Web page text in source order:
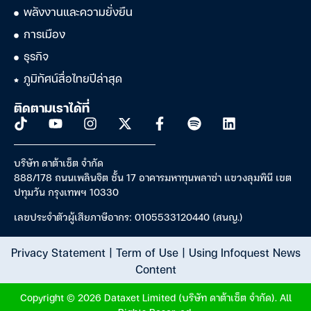
พลังงานและความยั่งยืน
การเมือง
ธุรกิจ
ภูมิทัศน์สื่อไทยปีล่าสุด
ติดตามเราได้ที่
บริษัท ดาต้าเซ็ต จำกัด
888/178 ถนนเพลินจิต ชั้น 17 อาคารมหาทุนพลาซ่า แขวงลุมพินี เขต
ปทุมวัน กรุงเทพฯ 10330
เลขประจำตัวผู้เสียภาษีอากร: 0105533120440 (สนญ.)
Privacy Statement| Term of Use| Using Infoquest News
Content
Copyright © 2026 Dataxet Limited (บริษัท ดาต้าเซ็ต จำกัด). All